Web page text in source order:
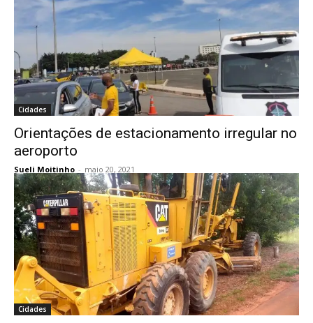
Cidades
Orientações de estacionamento irregular no
aeroporto
Sueli Moitinho - maio 20, 2021
Cidades